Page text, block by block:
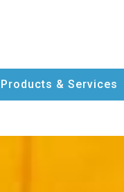
Products & Services